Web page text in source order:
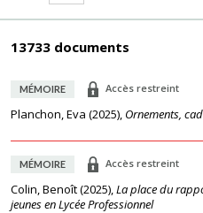
13733 documents
MÉMOIRE Accès restreint
Planchon, Eva (2025), Ornements,
MÉMOIRE Accès restreint
Colin, Benoît(2025),La place du
jeunes en Lycée Professionnel